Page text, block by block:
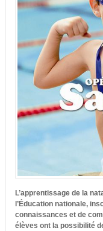
L’apprentissage de la
l’Éducation nationale,
connaissances et de
élèves ont la possibilité